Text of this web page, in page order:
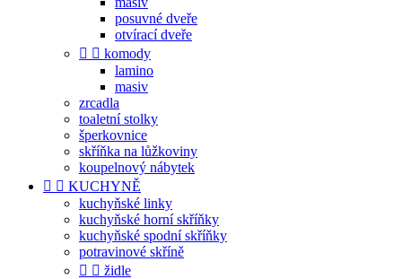
posuvné dveře
otvírací dveře
  komody
lamino
masiv
zrcadla
toaletní stolky
šperkovnice
skříňka na lůžkoviny
koupelnový nábytek
  KUCHYNĚ
kuchyňské linky
kuchyňské horní skříňky
kuchyňské spodní skříňky
potravinové skříně
  židle